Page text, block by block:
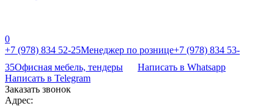
0
+7 (978) 834 52-25Менеджер по рознице+7 (978) 834 53-
35Офисная мебель, тендеры
Написать в Whatsapp
Написать в Telegram
Заказать звонок
Адрес: